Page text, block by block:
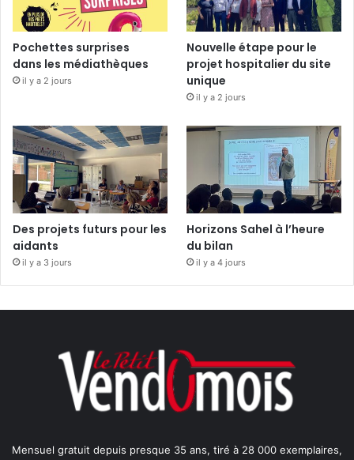
Pochettes surprises
dans les médiathèques
il y a 2 jours
Nouvelle étape pour le
projet hospitalier du site
unique
il y a 2 jours
Des projets futurs pour les
aidants
il y a 3 jours
Horizons Sahel à l’heure
du bilan
il y a 4 jours
Mensuel gratuit depuis presque 35 ans, tiré à 28 000 exemplaires,